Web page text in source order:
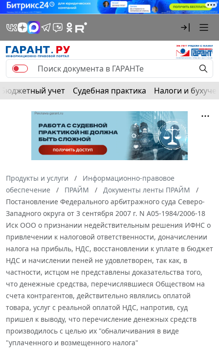
Бюджетный учет Судебная практика Налоги и
Продукты и услуги
Информационно-правовое
обеспечение
ПРАЙМ
Документы ленты ПРАЙМ
Постановление Федерального арбитражного суда Северо-
Западного округа от 3 сентября 2007 г. N А05-1984/2006-18
Иск ООО о признании недействительным решения ИФНС о
привлечении к налоговой ответственности, доначислении
налога на прибыль, НДС, восстановлении к уплате в бюджет
НДС и начислении пеней не удовлетворен, так как, в
частности, истцом не представлены доказательства того,
что денежные средства, перечислявшиеся Обществом на
счета контрагентов, действительно являлись оплатой
товара, услуг с реальной оплатой НДС, напротив, суд
пришел к выводу, что перечисление денежных средств
производилось с целью их "обналичивания в виде
"уплаченного и возмещенного налога"